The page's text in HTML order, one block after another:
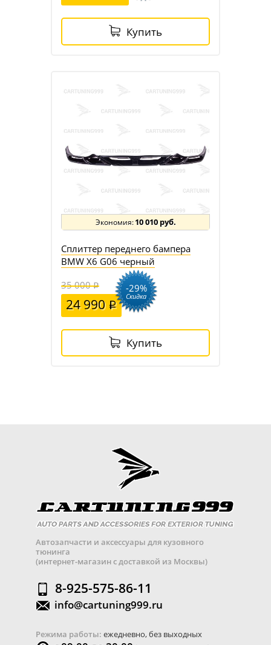
Купить
10 010 руб.
Сплиттер переднего бампера
BMW X6 G06 черный
35 000
24 990
-29%
Скидка
Купить
Автозапчасти и аксессуары для кузовного
тюнинга
(интернет-магазин с доставкой из Москвы)
8-925-575-86-11
info@cartuning999.ru
Режима работы: ежедневно, без выходных